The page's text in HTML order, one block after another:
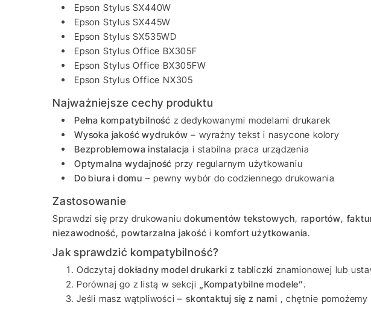
Epson Stylus SX440W
Epson Stylus SX445W
Epson Stylus SX535WD
Epson Stylus Office BX305F
Epson Stylus Office BX305FW
Epson Stylus Office NX305
Najważniejsze cechy produktu
Pełna kompatybilność z dedykowanymi modelami drukarek
Wysoka jakość wydruków – wyraźny tekst i nasycone kolory
Bezproblemowa instalacja i stabilna praca urządzenia
Optymalna wydajność przy regularnym użytkowaniu
Do biura i domu – pewny wybór do codziennego drukowania
Zastosowanie
Sprawdzi się przy drukowaniudokumentów tekstowych, raportów,
niezawodność,powtarzalna jakość ikomfort użytkowania.
Jak sprawdzić kompatybilność?
Odczytajdokładny model drukarki z tabliczki znamionowej lub
Porównaj go z listą w sekcji
„Kompatybilne modele”.
Jeśli masz wątpliwości – skontaktuj się z nami , chętnie